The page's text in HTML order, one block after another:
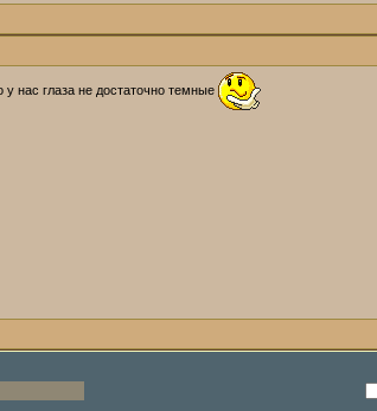
нас глаза не достаточно темные